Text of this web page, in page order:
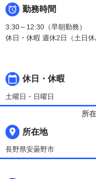
 勤務時間
3:30～12:30（早朝勤務）
休日・休暇 週休2日（土日休
calendar_today 休日・休暇
土曜日・日曜日
所
place 所在地
長野県安曇野市